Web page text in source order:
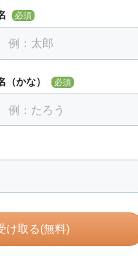
必須
（かな） 必須
け取る(無料)